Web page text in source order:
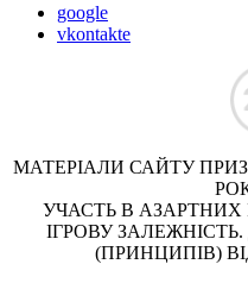
google
vkontakte
МАТЕРІАЛИ САЙТУ
УЧАСТЬ В
ІГРОВУ
(ПРИНЦИПІВ)